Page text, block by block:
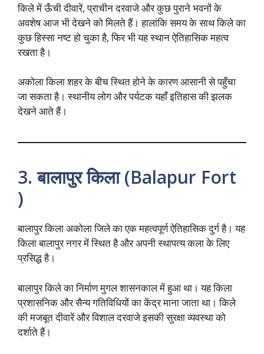
किले में ऊँची दीवारें, प्राचीन दरवाजे और कुछ पुराने भवनों के
अवशेष आज भी देखने को मिलते हैं। हालांकि समय के साथ किले का
कुछ हिस्सा नष्ट हो चुका है, फिर भी यह स्थान ऐतिहासिक महत्व
रखता है।
अकोला किला शहर के बीच स्थित होने के कारण आसानी से पहुँचा
जा सकता है। स्थानीय लोग और पर्यटक यहाँ इतिहास की झलक
देखने आते हैं।
3. बालापुर किला (Balapur Fort
)
बालापुर किला अकोला जिले का एक महत्वपूर्ण ऐतिहासिक दुर्ग है। यह
किला बालापुर नगर में स्थित है और अपनी स्थापत्य कला के लिए
प्रसिद्ध है।
बालापुर किले का निर्माण मुगल शासनकाल में हुआ था। यह किला
प्रशासनिक और सैन्य गतिविधियों का केंद्र माना जाता था। किले
की मजबूत दीवारें और विशाल दरवाजे इसकी सुरक्षा व्यवस्था को
दर्शाते हैं।